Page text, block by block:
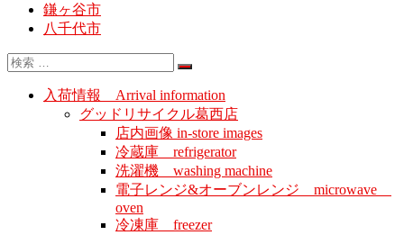
鎌ヶ谷市
八千代市
入荷情報 Arrival information
グッドリサイクル葛西店
店内画像 in-store images
冷蔵庫 refrigerator
洗濯機 washing machine
電子レンジ&オーブンレンジ microwave
oven
冷凍庫 freezer